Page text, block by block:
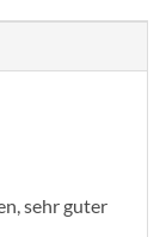
sehr guter